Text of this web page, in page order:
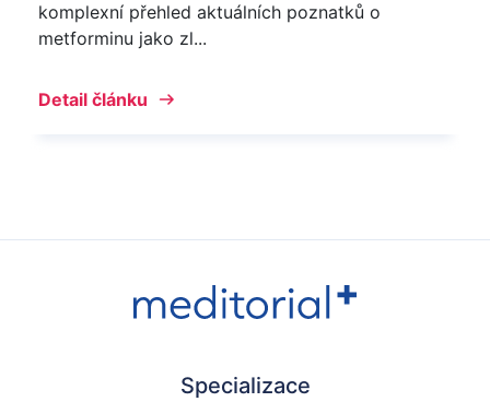
komplexní přehled aktuálních poznatků o
metforminu jako zl...
Detail článku
Specializace